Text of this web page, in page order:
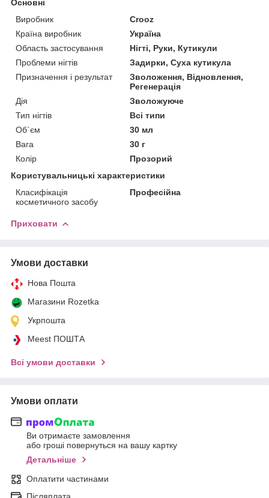
Основні
Виробник
Crooz
Країна виробник
Україна
Область застосування
Нігті, Руки, Кутикули
Проблеми нігтів
Задирки, Суха кутикула
Призначення і результат
Зволоження, Відновлення,
Регенерація
Дія
Зволожуюче
Тип нігтів
Всі типи
Об`єм
30 мл
Вага
30 г
Колір
Прозорий
Користувальницькі характеристики
Класифікація
косметичного засобу
Професійна
Приховати
Умови доставки
Нова Пошта
Магазини Rozetka
Укрпошта
Meest ПОШТА
Всі умови доставки
Умови оплати
Ви отримаєте замовлення
або гроші повернуться на вашу картку
Детальніше
Оплатити частинами